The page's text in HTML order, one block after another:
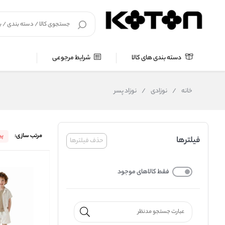
دسته بندی های کالا شرایط مرجوعی
خانه / نوزادی / نوزاد پسر
حذف فیلترها فیلترها
فقط کالاهای موجود
مرتب سازی: